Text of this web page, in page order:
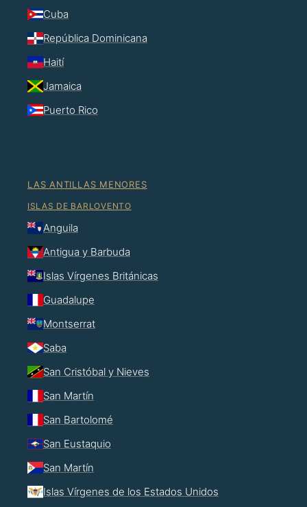
Cuba
República Dominicana
Haití
Jamaica
Puerto Rico
LAS ANTILLAS MENORES
ISLAS DE BARLOVENTO
Anguila
Antigua y Barbuda
Islas Vírgenes Británicas
Guadalupe
Montserrat
Saba
San Cristóbal y Nieves
San Martín
San Bartolomé
San Eustaquio
San Martín
Islas Vírgenes de los Estados Unidos